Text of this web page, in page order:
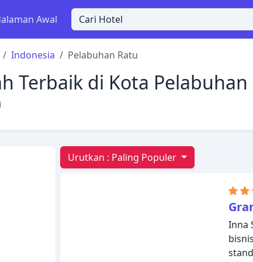
Awal
Indonesia Pelabuhan Ratu
Terbaik di Kota
Urutkan : Paling Populer
Inna